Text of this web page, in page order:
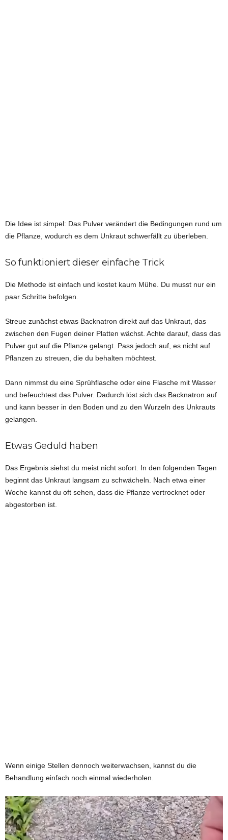
Die Idee ist simpel: Das Pulver verändert die Bedingungen rund um
die Pflanze, wodurch es dem Unkraut schwerfällt zu überleben.
So funktioniert dieser einfache Trick
Die Methode ist einfach und kostet kaum Mühe. Du musst nur ein
paar Schritte befolgen.
Streue zunächst etwas Backnatron direkt auf das Unkraut, das
zwischen den Fugen deiner Platten wächst. Achte darauf, dass das
Pulver gut auf die Pflanze gelangt. Pass jedoch auf, es nicht auf
Pflanzen zu streuen, die du behalten möchtest.
Dann nimmst du eine Sprühflasche oder eine Flasche mit Wasser
und befeuchtest das Pulver. Dadurch löst sich das Backnatron auf
und kann besser in den Boden und zu den Wurzeln des Unkrauts
gelangen.
Etwas Geduld haben
Das Ergebnis siehst du meist nicht sofort. In den folgenden Tagen
beginnt das Unkraut langsam zu schwächeln. Nach etwa einer
Woche kannst du oft sehen, dass die Pflanze vertrocknet oder
abgestorben ist.
Wenn einige Stellen dennoch weiterwachsen, kannst du die
Behandlung einfach noch einmal wiederholen.